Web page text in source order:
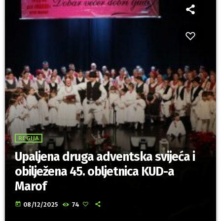
REGIJA
Upaljena druga adventska svijeća i
obilježena 45. obljetnica KUD-a
Marof
today 08/12/2025 74